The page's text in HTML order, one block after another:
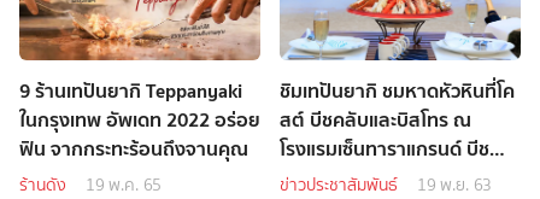
9 ร้านเทปันยากิ Teppanyaki
ในกรุงเทพ อัพเดท 2022 อร่อย
ฟิน จากกระทะร้อนถึงจานคุณ
ร้านดัง 19 พ.ค. 65
ชิมเทปันยากิ ชมหาดหัวหินที่โค
สต์ บีชคลับและบิสโทร ณ
โรงแรมเซ็นทาราแกรนด์ บีช
รีสอร์ทและวิลลา หัวหิน
ข่าวประชาสัมพันธ์ 19 พ.ย. 63